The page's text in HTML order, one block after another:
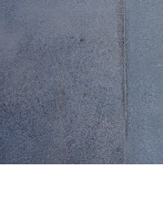
er att sätta mål och
och